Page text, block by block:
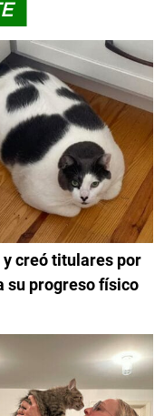
y creó titulares por
su progreso físico